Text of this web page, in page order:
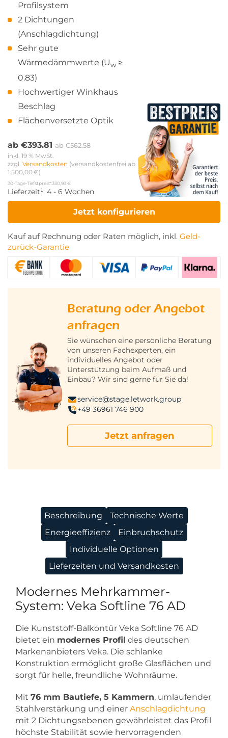
Profilsystem
2 Dichtungen
(Anschlagdichtung)
Sehr gute
Wärmedämmwerte (Uw≥
0.83)
Hochwertiger Winkhaus
Beschlag
Flächenversetzte Optik
ab €393.81 ab€562.58
inkl. 19 % MwSt.
zzgl. Versandkosten (versandkostenfrei ab
1.500,00 €)
Lieferzeit¹: 4 - 6 Wochen
Jetzt konfigurieren
Kauf auf Rechnung oder Raten möglich, inkl. Geld-
zurück-Garantie
Beratung oder Angebot
anfragen
Sie wünschen eine persönliche Beratung
von unseren Fachexperten, ein
individuelles Angebot oder
Unterstützung beim Aufmaß und
Einbau? Wir sind gerne für Sie da!
service@stage.letwork.group
+49 36961 746 900
Jetzt anfragen
30-Tage-Tiefstpreis*:330,93 €
Beschreibung
Technische Werte
Energieeffizienz
Einbruchschutz
Individuelle Optionen
Lieferzeiten und Versandkosten
Modernes Mehrkammer-
System: Veka Softline 76 AD
Die Kunststoff-Balkontür Veka Softline 76 AD
bietet ein modernes Profil des deutschen
Markenanbieters Veka. Die schlanke
Konstruktion ermöglicht große Glasflächen und
sorgt für helle, freundliche Wohnräume.
Mit 76 mm Bautiefe, 5 Kammern, umlaufender
Stahlverstärkung und einer Anschlagdichtung
mit 2 Dichtungsebenen gewährleistet das Profil
höchste Stabilität sowie hervorragenden